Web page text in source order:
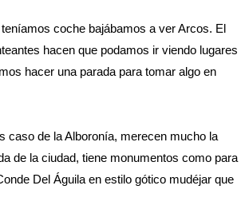
coche bajábamos a ver Arcos. El
hacen que podamos ir viendo lugares
hacer una parada para tomar algo en
caso de la Alboronía, merecen mucho la
de la ciudad, tiene monumentos como para
Del Águila en estilo gótico mudéjar que